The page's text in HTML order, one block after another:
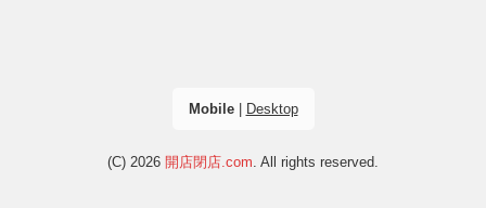
Mobile| Desktop
(C) 2026 開店閉店.com . All rights reserved.